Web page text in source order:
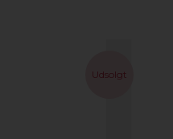
Udsolgt